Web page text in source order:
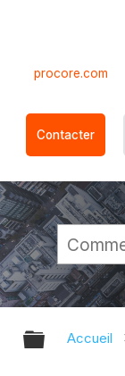
procore.com
Contacter
Accueil